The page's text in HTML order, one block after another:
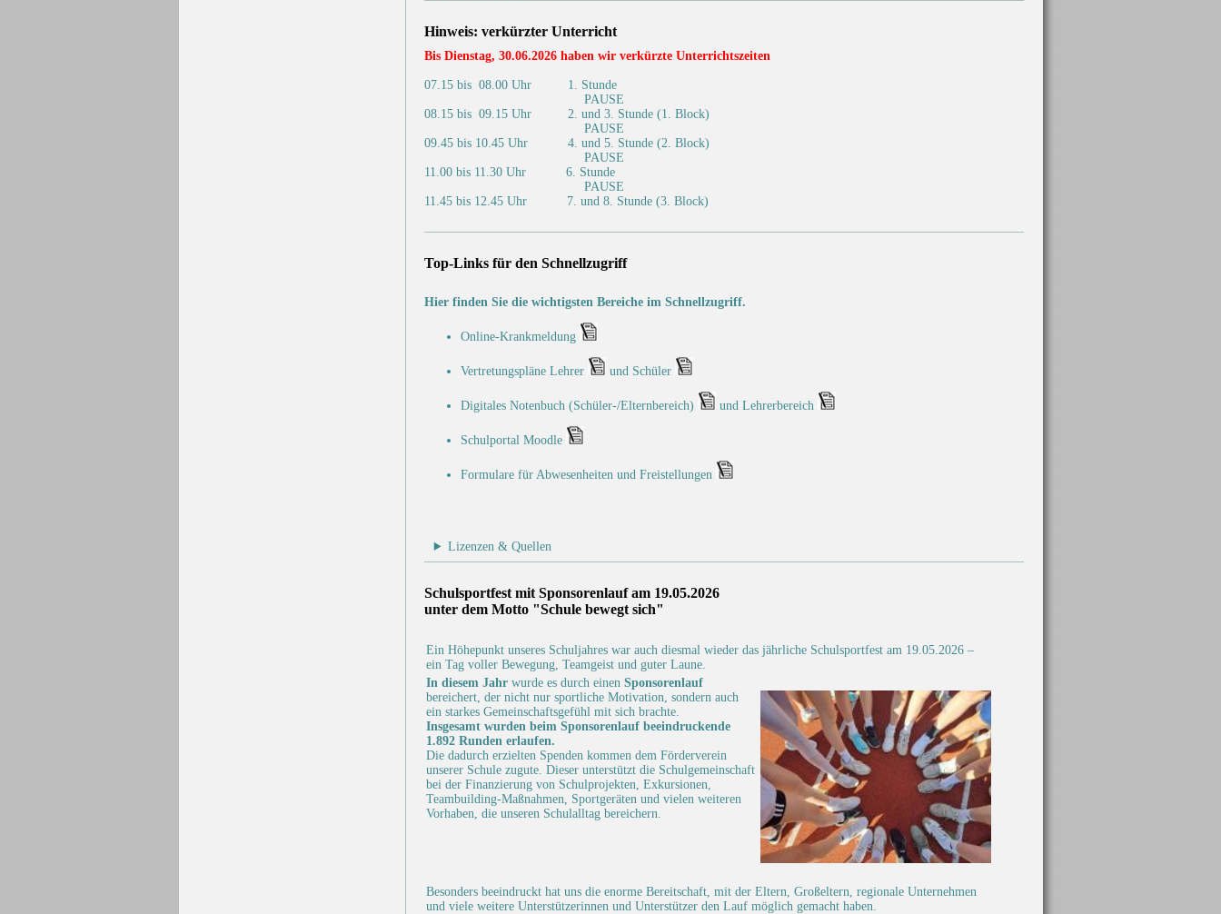
Hinweis: verkürzter Unterricht
Bis Dienstag, 30.06.2026 haben wir verkürzte Unterrichtszeiten
07.15 bis 08.00 Uhr 1. Stunde
PAUSE
08.15 bis 09.15 Uhr 2. und 3. Stunde (1. Block)
PAUSE
09.45 bis 10.45 Uhr 4. und 5. Stunde (2. Block)
PAUSE
11.00 bis 11.30 Uhr 6. Stunde
PAUSE
11.45 bis 12.45 Uhr 7. und 8. Stunde (3. Block)
Top‑Links für den Schnellzugriff
Hier finden Sie die wichtigsten Bereiche im Schnellzugriff.
Online-Krankmeldung
Vertretungspläne Lehrer und Schüler
Digitales Notenbuch (Schüler-/Elternbereich) und Lehrerbereich
Schulportal Moodle
Formulare für Abwesenheiten und Freistellungen
Lizenzen & Quellen
Schulsportfest mit Sponsorenlauf am 19.05.2026
unter dem Motto "Schule bewegt sich"
Ein Höhepunkt unseres Schuljahres war auch diesmal wieder das jährliche Schulsportfest am 19.05.2026 –
ein Tag voller Bewegung, Teamgeist und guter Laune.
In diesem Jahrwurde es durch einen Sponsorenlauf
bereichert, der nicht nur sportliche Motivation, sondern auch
ein starkes Gemeinschaftsgefühl mit sich brachte.
Insgesamt wurden beim Sponsorenlauf beeindruckende
1.892 Runden erlaufen.
Die dadurch erzielten Spenden kommen dem Förderverein
unserer Schule zugute. Dieser unterstützt die Schulgemeinschaft
bei der Finanzierung von Schulprojekten, Exkursionen,
Teambuilding‑Maßnahmen, Sportgeräten und vielen weiteren
Vorhaben, die unseren Schulalltag bereichern.
Besonders beeindruckt hat uns die enorme Bereitschaft, mit der Eltern, Großeltern, regionale Unternehmen
und viele weitere Unterstützerinnen und Unterstützer den Lauf möglich gemacht haben.